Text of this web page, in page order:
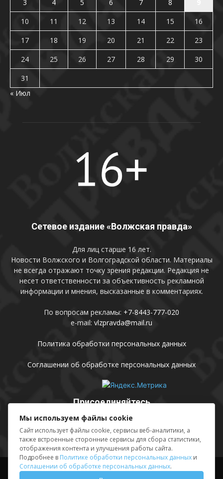
3
4 5 6 7 8
10
11 12 13 14 15
16
17
18 19 20 21 22
23
24
25 26 27 28 29
30
31
« Июл
Сетевое издание «Волжская правда»
Для лиц старше 16 лет.
Новости Волжского и Волгоградской области. Материалы
не всегда отражают точку зрения редакции. Редакция не
несет ответственности за объективность рекламной
информации и мнения, высказанные в комментариях.
По вопросам рекламы: +7-8443-777-020
e-mail: vlzpravda@mail.ru
Политика обработки персональных данных
Соглашении об обработке персональных данных
Присоединяйтесь
Выходные данные Sing in
Мы используем файлы cookie
Сайт использует файлы cookie, сервисы веб-аналитики, а
также встроенные сторонние сервисы для сбора статистики,
отображения контента и улучшения работы сайта.
Подробнее в Политике обработки персональных данных и
Соглашении об обработке персональных данных.